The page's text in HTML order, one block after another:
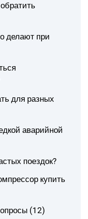
делают при
для разных
аварийной
поездок?
купить
(12)